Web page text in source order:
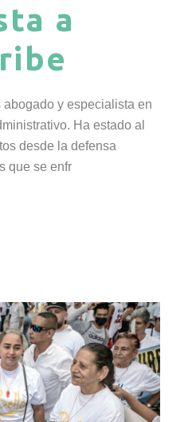
a
y especialista en
Ha estado al
desde la defensa
que se enfr